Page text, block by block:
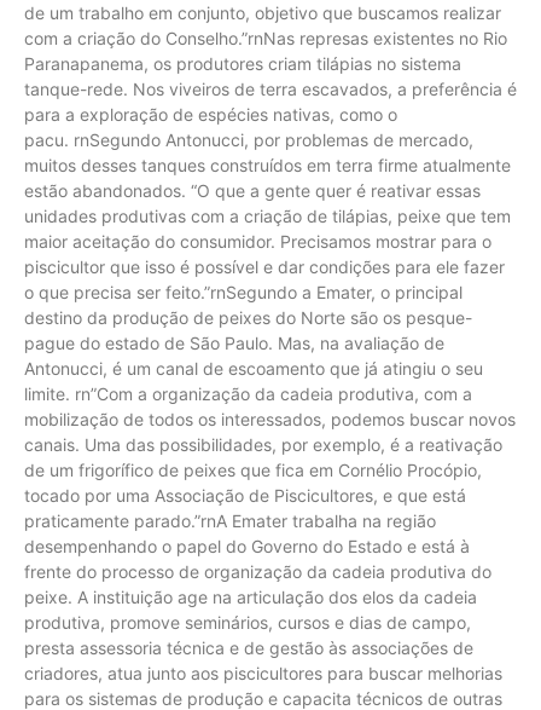
de um trabalho em conjunto, objetivo que buscamos realizar
com a criação do Conselho.”rnNas represas existentes no Rio
Paranapanema, os produtores criam tilápias no sistema
tanque-rede. Nos viveiros de terra escavados, a preferência é
para a exploração de espécies nativas, como o
pacu. rnSegundo Antonucci, por problemas de mercado,
muitos desses tanques construídos em terra firme atualmente
estão abandonados. “O que a gente quer é reativar essas
unidades produtivas com a criação de tilápias, peixe que tem
maior aceitação do consumidor. Precisamos mostrar para o
piscicultor que isso é possível e dar condições para ele fazer
o que precisa ser feito.”rnSegundo a Emater, o principal
destino da produção de peixes do Norte são os pesque-
pague do estado de São Paulo. Mas, na avaliação de
Antonucci, é um canal de escoamento que já atingiu o seu
limite. rn”Com a organização da cadeia produtiva, com a
mobilização de todos os interessados, podemos buscar novos
canais. Uma das possibilidades, por exemplo, é a reativação
de um frigorífico de peixes que fica em Cornélio Procópio,
tocado por uma Associação de Piscicultores, e que está
praticamente parado.”rnA Emater trabalha na região
desempenhando o papel do Governo do Estado e está à
frente do processo de organização da cadeia produtiva do
peixe. A instituição age na articulação dos elos da cadeia
produtiva, promove seminários, cursos e dias de campo,
presta assessoria técnica e de gestão às associações de
criadores, atua junto aos piscicultores para buscar melhorias
para os sistemas de produção e capacita técnicos de outras